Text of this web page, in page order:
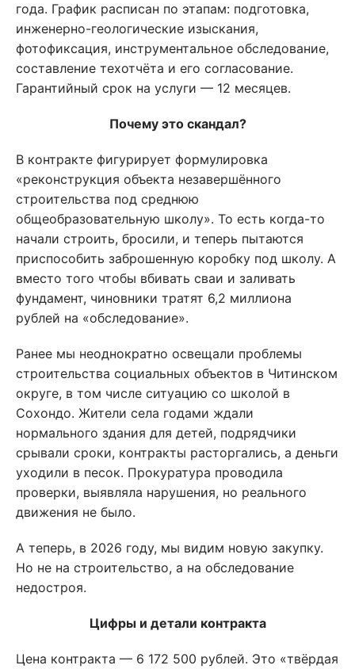
года. График расписан по этапам: подготовка,
инженерно-геологические изыскания,
фотофиксация, инструментальное обследование,
составление техотчёта и его согласование.
Гарантийный срок на услуги — 12 месяцев.
Почему это скандал?
В контракте фигурирует формулировка
«реконструкция объекта незавершённого
строительства под среднюю
общеобразовательную школу». То есть когда-то
начали строить, бросили, и теперь пытаются
приспособить заброшенную коробку под школу. А
вместо того чтобы вбивать сваи и заливать
фундамент, чиновники тратят 6,2 миллиона
рублей на «обследование».
Ранее мы неоднократно освещали проблемы
строительства социальных объектов в Читинском
округе, в том числе ситуацию со школой в
Сохондо. Жители села годами ждали
нормального здания для детей, подрядчики
срывали сроки, контракты расторгались, а деньги
уходили в песок. Прокуратура проводила
проверки, выявляла нарушения, но реального
движения не было.
А теперь, в 2026 году, мы видим новую закупку.
Но не на строительство, а на обследование
недостроя.
Цифры и детали контракта
Цена контракта — 6 172 500 рублей. Это «твёрдая